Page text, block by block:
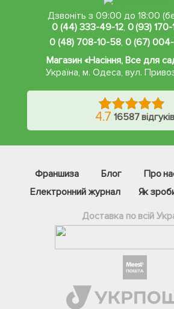
Дзвоніть з 09:00 до 18:00
0 (44) 333-49-12, 0 (93)
0 (48) 708-10-58, 0 (67)
Магазин «Насіння, Все для
Україна, м. Одеса,вул.
4.7 16587 відгуків
Франшиза Блог Про
Електронний журнал
Як
Доставка по всій